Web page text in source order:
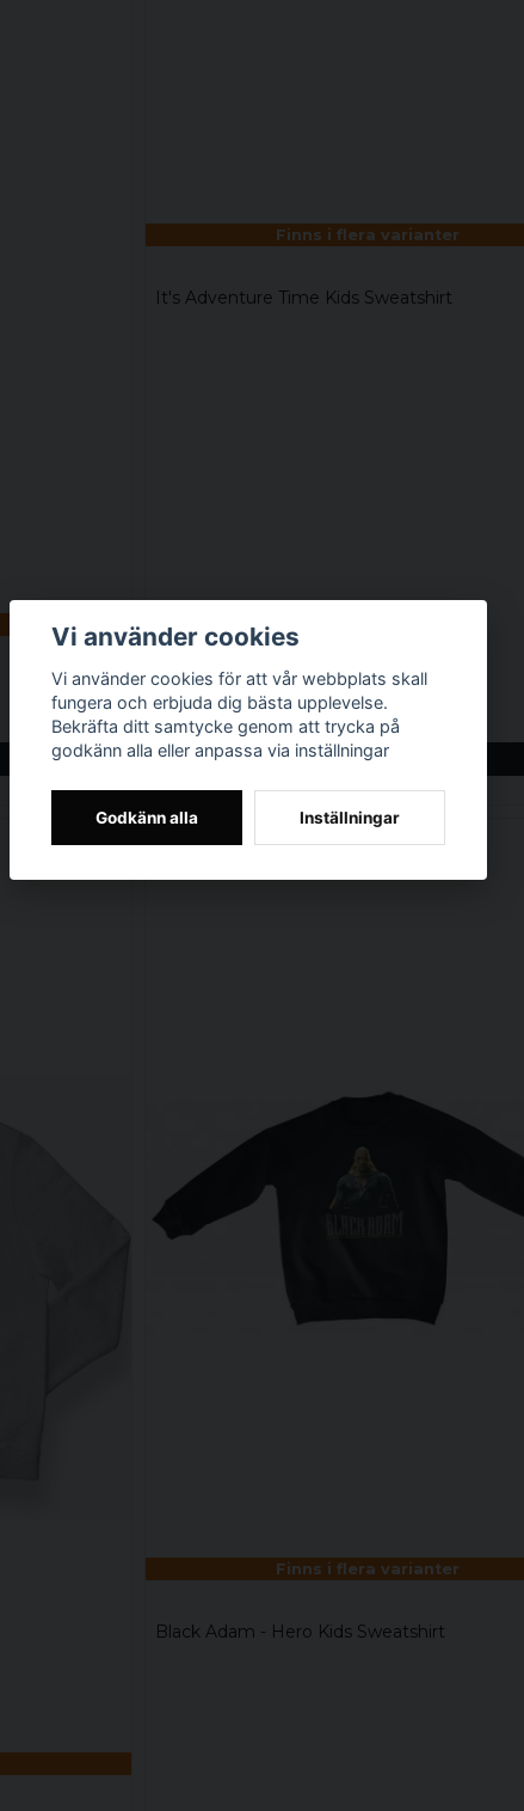
Finns i flera varianter
It's Adventure Time Kids Sweatshirt
379 kr
LÄGG I VARUKORGEN
Finns i flera varianter
Black Adam - Hero Kids Sweatshirt
Vi använder cookies
Vi använder cookies för att vår webbplats skall
fungera och erbjuda dig bästa upplevelse.
Bekräfta ditt samtycke genom att trycka på
godkänn alla eller anpassa via inställningar
Godkänn alla Inställningar